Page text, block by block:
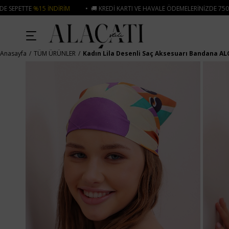
• 🚚 KREDI KARTI VE HAVALE ÖDEMELERINIZDE 750₺ ÜZERI KARGO
Anasayfa TÜM ÜRÜNLER Kadın Lila Desenli Saç Aksesuarı Bandana